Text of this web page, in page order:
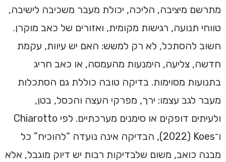
מתרשם מיציבה, הליכה, יכולת מעבר משכיבה לישיבה,
טווחי תנועה, רגישות מקומית, ואזורים של כאב מוקרן.
חשוב להסתכל, לא רק למשש: האם יש עיוות, עקמת
חדשה, צליעה, הימנעות מהעמסה, או כאב חריג
בתנועות מסוימות. בדיקה טובה כוללת גם הסתכלות
מעבר לגב עצמו: ירך, מפרקי העצה והכסל, בטן,
ולעיתים דופקים או סימנים מערכתיים. לפי Chiarotto
ו־Koes ‏(2022), הבדיקה אינה נועדה “להוכיח” כל
מבנה כואב, משום שלבדיקות רבות יש דיוק מוגבל, אלא